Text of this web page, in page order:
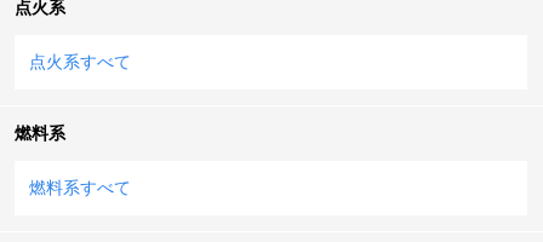
点火系
点火系すべて
燃料系
燃料系すべて